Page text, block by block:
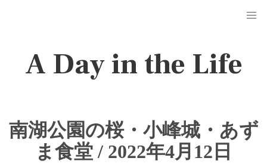
A Day in the Life
南湖公園の桜・小峰城・あず
ま食堂 / 2022年4月12日